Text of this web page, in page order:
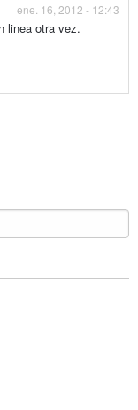
ene. 16, 2012 - 12:43
linea otra vez.